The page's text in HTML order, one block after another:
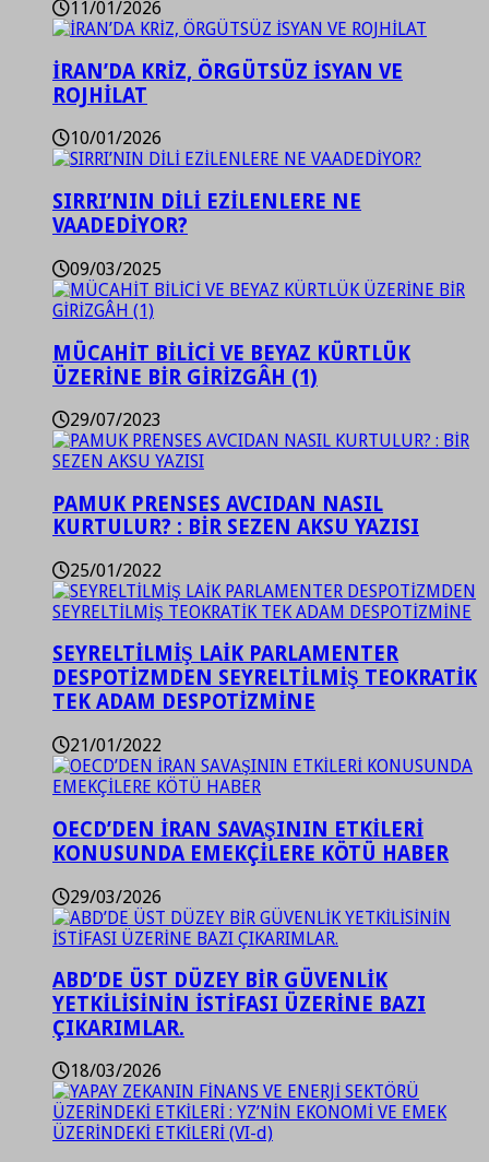
11/01/2026
İRAN’DA KRİZ, ÖRGÜTSÜZ İSYAN VE
ROJHİLAT
10/01/2026
SIRRI’NIN DİLİ EZİLENLERE NE
VAADEDİYOR?
09/03/2025
MÜCAHİT BİLİCİ VE BEYAZ KÜRTLÜK
ÜZERİNE BİR GİRİZGÂH (1)
29/07/2023
PAMUK PRENSES AVCIDAN NASIL
KURTULUR? : BİR SEZEN AKSU YAZISI
25/01/2022
SEYRELTİLMİŞ LAİK PARLAMENTER
DESPOTİZMDEN SEYRELTİLMİŞ TEOKRATİK
TEK ADAM DESPOTİZMİNE
21/01/2022
OECD’DEN İRAN SAVAŞININ ETKİLERİ
KONUSUNDA EMEKÇİLERE KÖTÜ HABER
29/03/2026
ABD’DE ÜST DÜZEY BİR GÜVENLİK
YETKİLİSİNİN İSTİFASI ÜZERİNE BAZI
ÇIKARIMLAR.
18/03/2026